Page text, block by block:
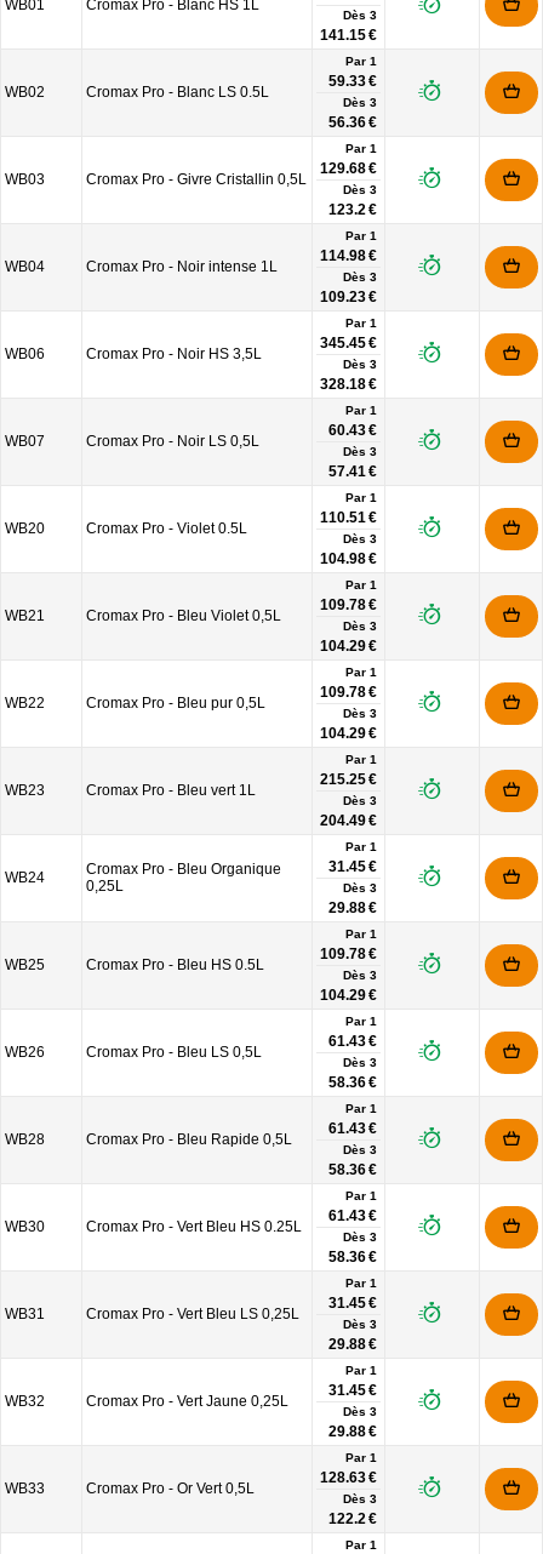
WB01 Cromax Pro - Blanc HS 1L
Dès 3
141.15 €
WB02 Cromax Pro - Blanc LS 0.5L
Par 1
59.33 €
Dès 3
56.36 €
WB03 Cromax Pro - Givre Cristallin 0,5L
Par 1
129.68 €
Dès 3
123.2 €
WB04 Cromax Pro - Noir intense 1L
Par 1
114.98 €
Dès 3
109.23 €
WB06 Cromax Pro - Noir HS 3,5L
Par 1
345.45 €
Dès 3
328.18 €
WB07 Cromax Pro - Noir LS 0,5L
Par 1
60.43 €
Dès 3
57.41 €
WB20 Cromax Pro - Violet 0.5L
Par 1
110.51 €
Dès 3
104.98 €
WB21 Cromax Pro - Bleu Violet 0,5L
Par 1
109.78 €
Dès 3
104.29 €
WB22 Cromax Pro - Bleu pur 0,5L
Par 1
109.78 €
Dès 3
104.29 €
WB23 Cromax Pro - Bleu vert 1L
Par 1
215.25 €
Dès 3
204.49 €
WB24
Cromax Pro - Bleu Organique
0,25L
Par 1
31.45 €
Dès 3
29.88 €
WB25 Cromax Pro - Bleu HS 0.5L
Par 1
109.78 €
Dès 3
104.29 €
WB26 Cromax Pro - Bleu LS 0,5L
Par 1
61.43 €
Dès 3
58.36 €
WB28 Cromax Pro - Bleu Rapide 0,5L
Par 1
61.43 €
Dès 3
58.36 €
WB30 Cromax Pro - Vert Bleu HS 0.25L
Par 1
61.43 €
Dès 3
58.36 €
WB31 Cromax Pro - Vert Bleu LS 0,25L
Par 1
31.45 €
Dès 3
29.88 €
WB32 Cromax Pro - Vert Jaune 0,25L
Par 1
31.45 €
Dès 3
29.88 €
WB33 Cromax Pro - Or Vert 0,5L
Par 1
128.63 €
Dès 3
122.2 €
Par 1